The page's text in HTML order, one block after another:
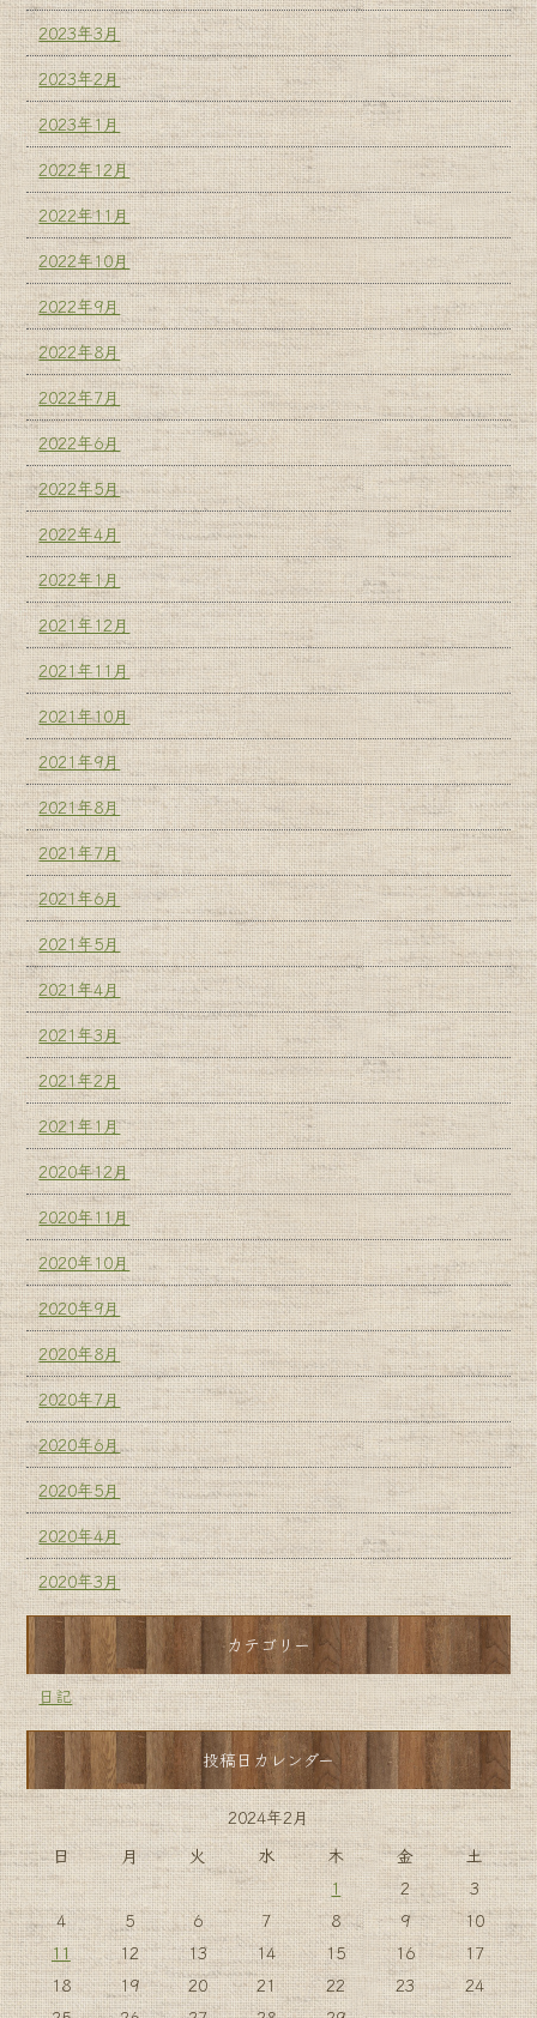
2023年3月
2023年2月
2023年1月
2022年12月
2022年11月
2022年10月
2022年9月
2022年8月
2022年7月
2022年6月
2022年5月
2022年4月
2022年1月
2021年12月
2021年11月
2021年10月
2021年9月
2021年8月
2021年7月
2021年6月
2021年5月
2021年4月
2021年3月
2021年2月
2021年1月
2020年12月
2020年11月
2020年10月
2020年9月
2020年8月
2020年7月
2020年6月
2020年5月
2020年4月
2020年3月
カテゴリー
日記
投稿日カレンダー
2024年2月
日
月 火 水 木 金
土
1
2
3
4
5 6 7 8 9
10
11
12 13 14 15 16
17
18
19 20 21 22 23
24